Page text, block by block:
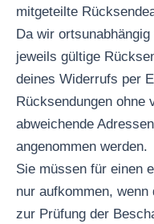
mitgeteilte
Da wir
jeweils gültige
deines Widerrufs per
Rücksendungen ohne
abweichende
angenommen werden.
Sie müssen für einen
nur aufkommen,
zur Prüfung der